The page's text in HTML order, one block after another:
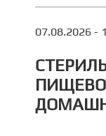
07.08.2026 -